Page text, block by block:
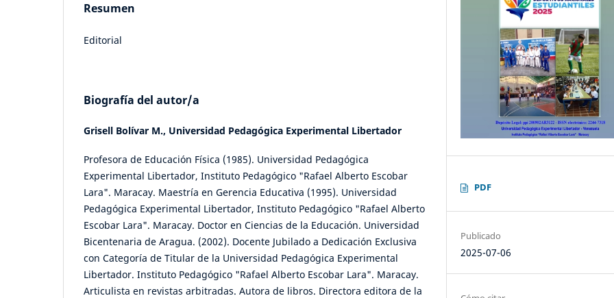
Resumen
Editorial
Biografía del autor/a
Grisell Bolívar M., Universidad Pedagógica Experimental Libertador
Profesora de Educación Física (1985). Universidad Pedagógica
Experimental Libertador, Instituto Pedagógico "Rafael Alberto Escobar
Lara". Maracay. Maestría en Gerencia Educativa (1995). Universidad
Pedagógica Experimental Libertador, Instituto Pedagógico "Rafael Alberto
Escobar Lara". Maracay. Doctor en Ciencias de la Educación. Universidad
Bicentenaria de Aragua. (2002). Docente Jubilado a Dedicación Exclusiva
con Categoría de Titular de la Universidad Pedagógica Experimental
Libertador. Instituto Pedagógico "Rafael Alberto Escobar Lara". Maracay.
Articulista en revistas arbitradas. Autora de libros. Directora editora de la
PDF
Publicado
2025-07-06